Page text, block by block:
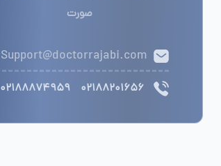
صورت
Support@doctorrajabi.com
02188201656
02188874959